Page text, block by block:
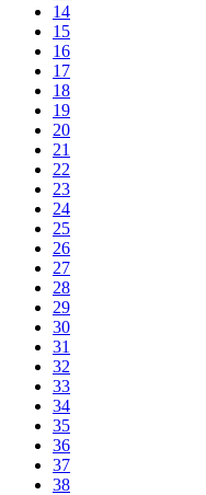
14
15
16
17
18
19
20
21
22
23
24
25
26
27
28
29
30
31
32
33
34
35
36
37
38